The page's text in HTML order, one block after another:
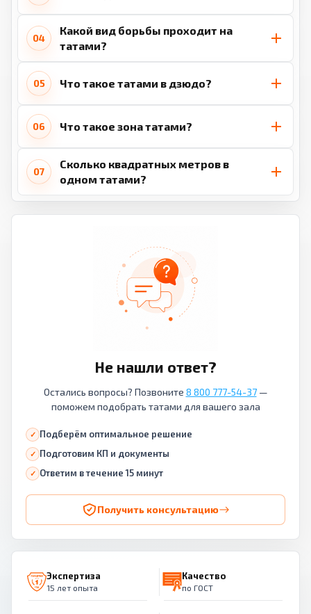
04
Какой вид борьбы проходит на
татами?
05 Что такое татами в дзюдо?
06 Что такое зона татами?
07
Сколько квадратных метров в
одном татами?
Не нашли ответ?
Остались вопросы? Позвоните 8 800 777-54-37—
поможем подобрать татами для вашего зала
Подберём оптимальное решение
Подготовим КП и документы
Ответим в течение 15 минут
Получить консультацию
Экспертиза
15 лет опыта
Качество
по ГОСТ